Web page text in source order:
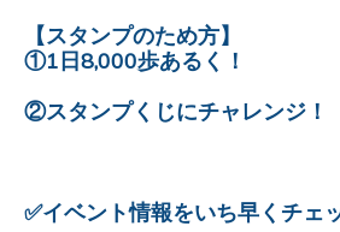
【スタンプのため方】
①1日8,000歩あるく！
②スタンプくじにチャレンジ！
✅イベント情報をいち早くチェ